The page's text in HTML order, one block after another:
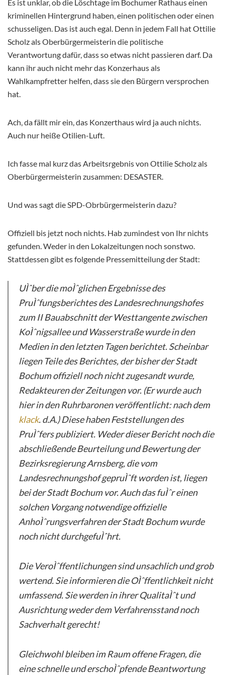
Es ist unklar, ob die Löschtage im Bochumer Rathaus einen
kriminellen Hintergrund haben, einen politischen oder einen
schusseligen. Das ist auch egal. Denn in jedem Fall hat Ottilie
Scholz als Oberbürgermeisterin die politische
Verantwortung dafür, dass so etwas nicht passieren darf. Da
kann ihr auch nicht mehr das Konzerhaus als
Wahlkampfretter helfen, dass sie den Bürgern versprochen
hat.
Ach, da fällt mir ein, das Konzerthaus wird ja auch nichts.
Auch nur heiße Otilien-Luft.
Ich fasse mal kurz das Arbeitsrgebnis von Ottilie Scholz als
Oberbürgermeisterin zusammen: DESASTER.
Und was sagt die SPD-Obrbürgermeisterin dazu?
Offiziell bis jetzt noch nichts. Hab zumindest von Ihr nichts
gefunden. Weder in den Lokalzeitungen noch sonstwo.
Stattdessen gibt es folgende Pressemitteilung der Stadt:
UÌˆber die moÌˆglichen Ergebnisse des
PruÌˆfungsberichtes des Landesrechnungshofes
zum II Bauabschnitt der Westtangente zwischen
KoÌˆnigsallee und Wasserstraße wurde in den
Medien in den letzten Tagen berichtet. Scheinbar
liegen Teile des Berichtes, der bisher der Stadt
Bochum offiziell noch nicht zugesandt wurde,
Redakteuren der Zeitungen vor. (Er wurde auch
hier in den Ruhrbaronen veröffentlicht: nach dem
klack. d.A.) Diese haben Feststellungen des
PruÌˆfers publiziert. Weder dieser Bericht noch die
abschließende Beurteilung und Bewertung der
Bezirksregierung Arnsberg, die vom
Landesrechnungshof gepruÌˆft worden ist, liegen
bei der Stadt Bochum vor. Auch das fuÌˆr einen
solchen Vorgang notwendige offizielle
AnhoÌˆrungsverfahren der Stadt Bochum wurde
noch nicht durchgefuÌˆhrt.
Die VeroÌˆffentlichungen sind unsachlich und grob
wertend. Sie informieren die OÌˆffentlichkeit nicht
umfassend. Sie werden in ihrer QualitaÌˆt und
Ausrichtung weder dem Verfahrensstand noch
Sachverhalt gerecht!
Gleichwohl bleiben im Raum offene Fragen, die
eine schnelle und erschoÌˆpfende Beantwortung